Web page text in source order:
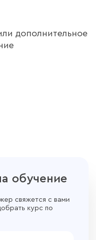
дополнительное
обучение
свяжется с вами
курс по